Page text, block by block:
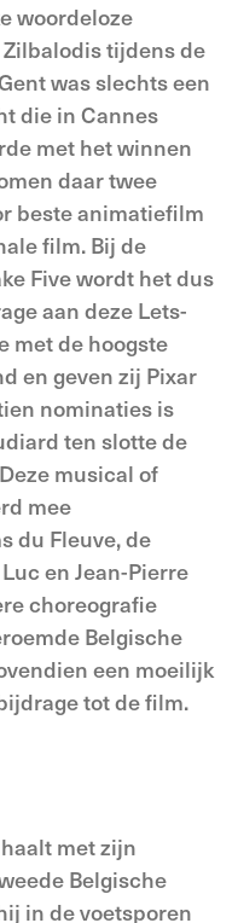
woordeloze
tijdens de
was slechts een
die in Cannes
met het winnen
daar twee
beste animatiefilm
film. Bij de
Five wordt het dus
aan deze Lets-
met de hoogste
en geven zij Pixar
nominaties is
ten slotte de
musical of
mee
du Fleuve, de
en Jean-Pierre
choreografie
Belgische
een moeilijk
tot de film.
met zijn
Belgische
in de voetsporen